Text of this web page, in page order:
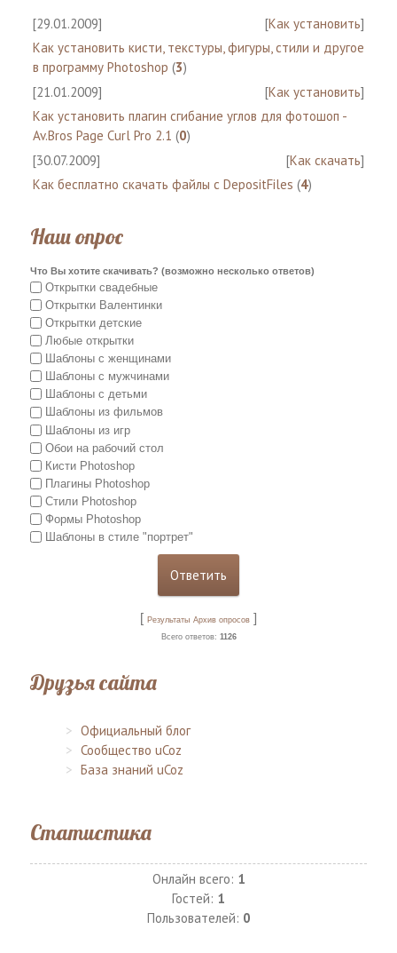
[29.01.2009] [Как установить]
Как установить кисти, текстуры, фигуры, стили и другое
в программу Photoshop (3)
[21.01.2009]
[Как установить]
Как установить плагин сгибание углов для фотошоп -
Av.Bros Page Curl Pro 2.1 (0)
[30.07.2009]
[Как скачать]
Как бесплатно скачать файлы с DepositFiles (4)
Наш опрос
Что Вы хотите скачивать? (возможно несколько ответов)
Открытки свадебные
Открытки Валентинки
Открытки детские
Любые открытки
Шаблоны с женщинами
Шаблоны с мужчинами
Шаблоны с детьми
Шаблоны из фильмов
Шаблоны из игр
Обои на рабочий стол
Кисти Photoshop
Плагины Photoshop
Стили Photoshop
Формы Photoshop
Шаблоны в стиле "портрет"
[ Результаты Архив опросов ]
Всего ответов: 1126
Друзья сайта
Официальный блог
Сообщество uCoz
База знаний uCoz
Статистика
Онлайн всего: 1
Гостей: 1
Пользователей: 0